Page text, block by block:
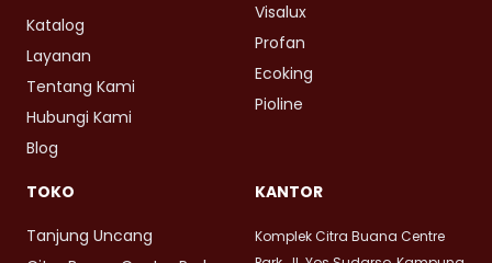
Katalog
Layanan
Tentang Kami
Hubungi Kami
Blog
Visalux
Profan
Ecoking
Pioline
TOKO
Tanjung Uncang
KANTOR
Komplek Citra Buana Centre